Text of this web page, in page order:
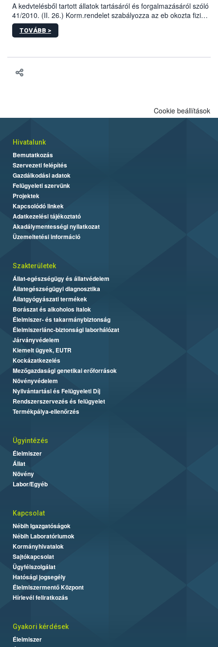
A kedvtelésből tartott állatok tartásáról és forgalmazásáról szóló
41/2010. (II. 26.) Korm.rendelet szabályozza az eb okozta fizikai
sérülés, illetve ennek veszélye keletkezésekor felmerülő
hatósági feladatokat, valamint a veszélyes eb tartását és annak
TOVÁBB >
Cookie beállítások
Hivatalunk
Bemutatkozás
Szervezeti felépítés
Gazdálkodási adatok
Felügyeleti szervünk
Projektek
Kapcsolódó linkek
Adatkezelési tájékoztató
Akadálymentességi nyilatkozat
Üzemeltetési információ
Szakterületek
Állat-egészségügy és állatvédelem
Állategészségügyi diagnosztika
Állatgyógyászati termékek
Borászat és alkoholos italok
Élelmiszer- és takarmánybiztonság
Élelmiszerlánc-biztonsági laborhálózat
Járványvédelem
Kiemelt ügyek, EUTR
Kockázatkezelés
Mezőgazdasági genetikai erőforrások
Növényvédelem
Nyilvántartási és Felügyeleti Díj
Rendszerszervezés és felügyelet
Termékpálya-ellenőrzés
Ügyintézés
Élelmiszer
Állat
Növény
Labor/Egyéb
Kapcsolat
Nébih Igazgatóságok
Nébih Laboratóriumok
Kormányhivatalok
Sajtókapcsolat
Ügyfélszolgálat
Hatósági jogsegély
Élelmiszermentő Központ
Hírlevél feliratkozás
Gyakori kérdések
Élelmiszer